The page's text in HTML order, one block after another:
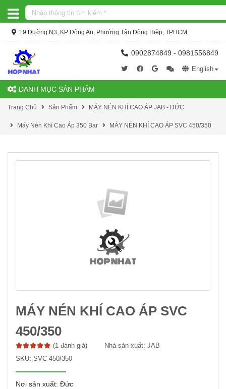
19 Đường N3, KP Đông An, Phường Tân Đông Hiệp, TPHCM
0902874849 - 0981556849
English
DANH MỤC SẢN PHẨM
Trang Chủ Sản Phẩm MÁY NÉN KHÍ CAO ÁP JAB - ĐỨC
Máy Nén Khí Cao Áp 350 Bar MÁY NÉN KHÍ CAO ÁP SVC 450/350
MÁY NÉN KHÍ CAO ÁP SVC
450/350
(1 đánh giá) Nhà sản xuất: JAB
SKU: SVC 450/350
Nơi sản xuất: Đức